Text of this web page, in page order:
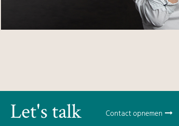
Let's talk Contact opnemen